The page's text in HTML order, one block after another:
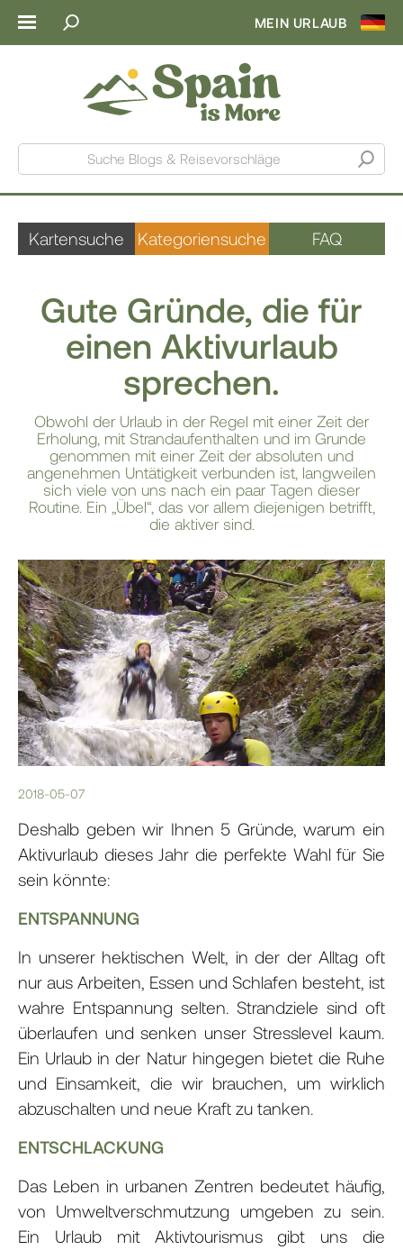
MEIN URLAUB
Suche Blogs & Reisevorschläge
Kartensuche Kategoriensuche FAQ
Gute Gründe, die für
einen Aktivurlaub
sprechen.
Obwohl der Urlaub in der Regel mit einer Zeit der
Erholung, mit Strandaufenthalten und im Grunde
genommen mit einer Zeit der absoluten und
angenehmen Untätigkeit verbunden ist, langweilen
sich viele von uns nach ein paar Tagen dieser
Routine. Ein „Übel“, das vor allem diejenigen betrifft,
die aktiver sind.
2018-05-07
Deshalb geben wir Ihnen 5 Gründe, warum ein
Aktivurlaub dieses Jahr die perfekte Wahl für Sie
sein könnte:
ENTSPANNUNG
In unserer hektischen Welt, in der der Alltag oft
nur aus Arbeiten, Essen und Schlafen besteht, ist
wahre Entspannung selten. Strandziele sind oft
überlaufen und senken unser Stresslevel kaum.
Ein Urlaub in der Natur hingegen bietet die Ruhe
und Einsamkeit, die wir brauchen, um wirklich
abzuschalten und neue Kraft zu tanken.
ENTSCHLACKUNG
Das Leben in urbanen Zentren bedeutet häufig,
von Umweltverschmutzung umgeben zu sein.
Ein Urlaub mit Aktivtourismus gibt uns die